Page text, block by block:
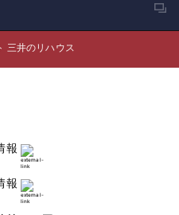
三井のリハウス
報
報